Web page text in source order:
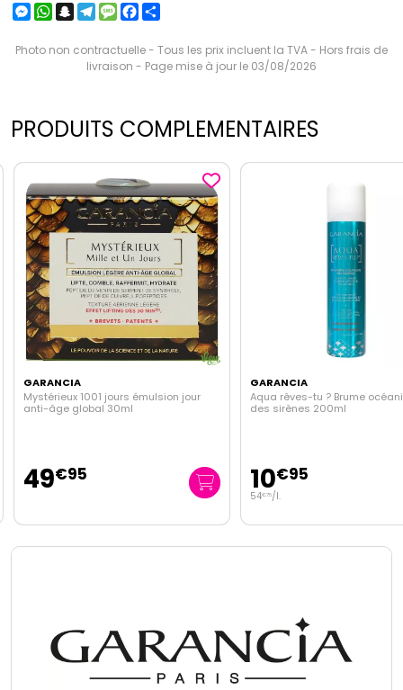
Messenger
WhatsApp
Snapchat
Telegram
MessageFacebook
Photo non contractuelle - Tous les prix incluent la TVA - Hors frais de
livraison - Page mise à jour le 03/08/2026
PRODUITS COMPLEMENTAIRES
GARANCIA
Mystérieux 1001 jours émulsion jour
anti-âge global 30ml
49€95
GARANCIA
Aqua rêves-tu ? Brume
des sirènes 200ml
10€95
54€75/l.